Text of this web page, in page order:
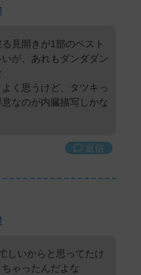
見開きが1部のベスト
が、あれもダンダダン
く思うけど、タツキっ
なのが内臓描写しかな
返信
しいからと思ってたけ
ゃったんだよな